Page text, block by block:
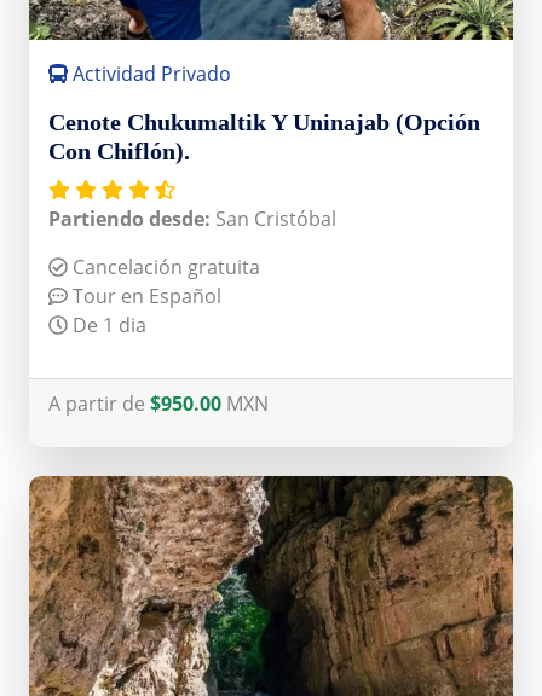
Actividad Privado
Cenote Chukumaltik Y Uninajab (Opción
Con Chiflón).
Partiendo desde: San Cristóbal
Cancelación gratuita
Tour en Español
De 1 dia
A partir de $950.00 MXN